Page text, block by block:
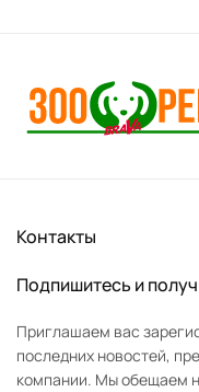
Контакты
Подпишитесь и
Приглашаем вас
последних новостей,
компании. Мы обещаем